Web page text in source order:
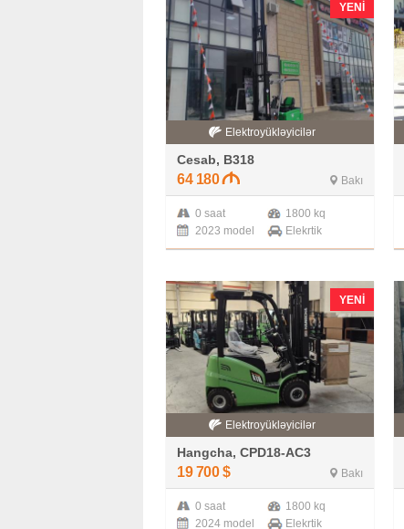
YENI
Elektroyükləyicilər
Cesab, B318
64 180 Bakı
0 saat
1800 kq
2023 model
Elekrtik
YENI
Elektroyükləyicilər
Hangcha, CPD18-AC3
19 700 $ Bakı
0 saat
1800 kq
2024 model
Elekrtik